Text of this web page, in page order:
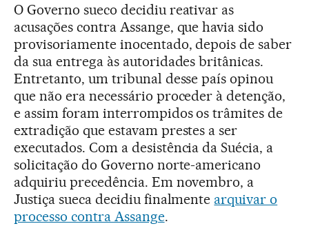
O Governo sueco decidiu reativar as
acusações contra Assange, que havia sido
provisoriamente inocentado, depois de saber
da sua entrega às autoridades britânicas.
Entretanto, um tribunal desse país opinou
que não era necessário proceder à detenção,
e assim foram interrompidos os trâmites de
extradição que estavam prestes a ser
executados. Com a desistência da Suécia, a
solicitação do Governo norte-americano
adquiriu precedência. Em novembro, a
Justiça sueca decidiu finalmente arquivar o
processo contra Assange.